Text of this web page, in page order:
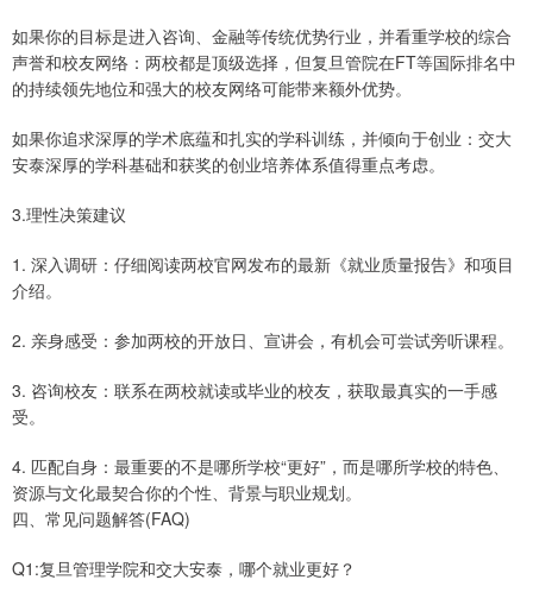
如果你的目标是进入咨询、金融等传统优势行业，并看重学校的综合
声誉和校友网络：两校都是顶级选择，但复旦管院在FT等国际排名中
的持续领先地位和强大的校友网络可能带来额外优势。
如果你追求深厚的学术底蕴和扎实的学科训练，并倾向于创业：交大
安泰深厚的学科基础和获奖的创业培养体系值得重点考虑。
3.理性决策建议
1. 深入调研：仔细阅读两校官网发布的最新《就业质量报告》和项目
介绍。
2. 亲身感受：参加两校的开放日、宣讲会，有机会可尝试旁听课程。
3. 咨询校友：联系在两校就读或毕业的校友，获取最真实的一手感
受。
4. 匹配自身：最重要的不是哪所学校“更好”，而是哪所学校的特色、
资源与文化最契合你的个性、背景与职业规划。
四、常见问题解答(FAQ)
Q1:复旦管理学院和交大安泰，哪个就业更好？